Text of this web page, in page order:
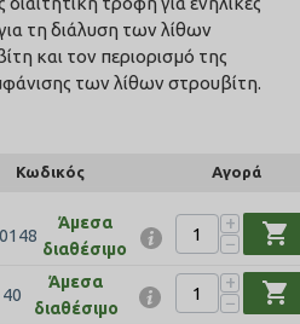
τη διάλυση των λίθων
και τον περιορισμό της
των λίθων στρουβίτη.
Κωδικός Αγορά
Άμεσα
διαθέσιμο
+
−
shopping_cart
Άμεσα
διαθέσιμο
+
−
shopping_cart